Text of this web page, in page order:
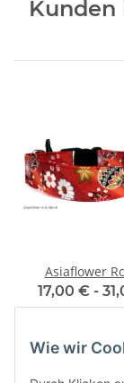
Asiaflower
17,00 € -
Wie wir